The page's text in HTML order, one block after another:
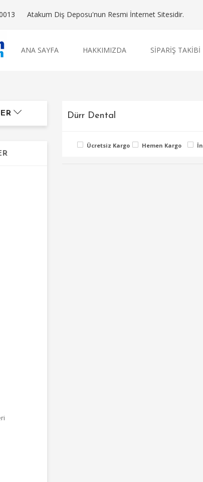
Atakum Diş Deposu'nun Resmi İnternet Sitesidir.
ANA SAYFA HAKKIMIZDA SİPARİŞ TAKİBİ
Dürr Dental
Ücretsiz Kargo Hemen Kargo